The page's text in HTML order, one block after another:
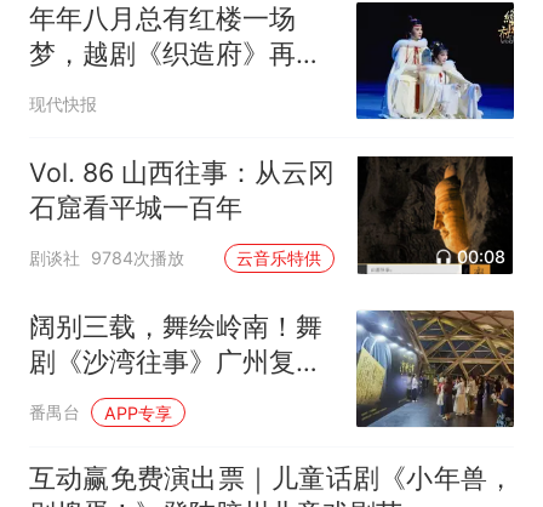
年年八月总有红楼一场
梦，越剧《织造府》再回
归南京
现代快报
Vol. 86 山西往事：从云冈
石窟看平城一百年
剧谈社 9784次播放 云音乐特供 00:08
阔别三载，舞绘岭南！舞
剧《沙湾往事》广州复演
启幕
番禺台 APP专享
互动赢免费演出票｜儿童话剧《小年兽，